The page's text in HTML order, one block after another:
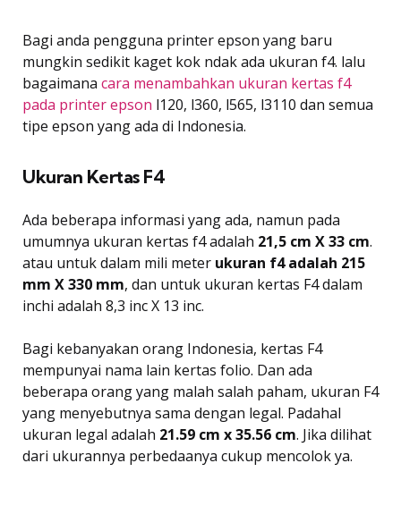
Bagi anda pengguna printer epson yang baru
mungkin sedikit kaget kok ndak ada ukuran f4. lalu
bagaimana cara menambahkan ukuran kertas f4
pada printer epson l120, l360, l565, l3110 dan semua
tipe epson yang ada di Indonesia.
Ukuran Kertas F4
Ada beberapa informasi yang ada, namun pada
umumnya ukuran kertas f4 adalah 21,5 cm X 33 cm.
atau untuk dalam mili meter ukuran f4 adalah 215
mm X 330 mm, dan untuk ukuran kertas F4 dalam
inchi adalah 8,3 inc X 13 inc.
Bagi kebanyakan orang Indonesia, kertas F4
mempunyai nama lain kertas folio. Dan ada
beberapa orang yang malah salah paham, ukuran F4
yang menyebutnya sama dengan legal. Padahal
ukuran legal adalah 21.59 cm x 35.56 cm. Jika dilihat
dari ukurannya perbedaanya cukup mencolok ya.